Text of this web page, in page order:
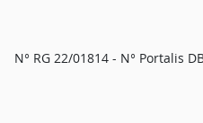
N° RG 22/01814 - N° Portalis